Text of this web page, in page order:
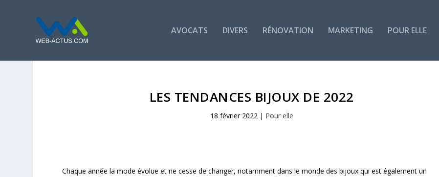
AVOCATS DIVERS RÉNOVATION MARKETING POUR ELLE
LES TENDANCES BIJOUX DE 2022
18 février 2022| Pour elle
Chaque année la mode évolue et ne cesse de changer, notamment dansle monde des bijoux qui est également un